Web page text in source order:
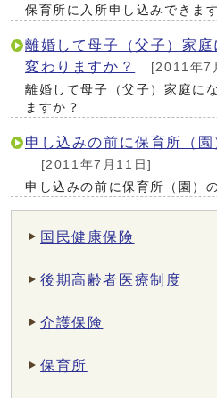
保育所に入所申し込みできま
離婚して母子（父子）家
変わりますか？
[2011年7
離婚して母子（父子）家庭に
ますか？
申し込みの前に保育所（
[2011年7月11日]
申し込みの前に保育所（園）
国民健康保険
後期高齢者医療制度
介護保険
保育所